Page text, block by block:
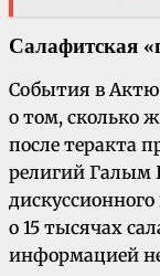
Салафитская
События в
о том, сколько
после теракта
религий Галым
о 15 тысячах
информацией